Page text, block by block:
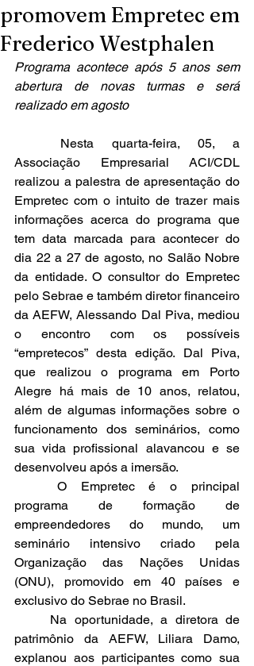
promovem Empretec em
Frederico Westphalen
Programa acontece após 5 anos sem
abertura de novas turmas e será
realizado em agosto
Associação Empresarial ACI/CDL
realizou a palestra de apresentação do
Empretec com o intuito de trazer mais
informações acerca do programa que
tem data marcada para acontecer do
dia 22 a 27 de agosto, no Salão Nobre
da entidade. O consultor do Empretec
pelo Sebrae e também diretor financeiro
da AEFW, Alessando Dal Piva, mediou
o encontro com os possíveis
“empretecos” desta edição. Dal Piva,
que realizou o programa em Porto
Alegre há mais de 10 anos, relatou,
além de algumas informações sobre o
funcionamento dos seminários, como
sua vida profissional alavancou e se
desenvolveu após a imersão.
programa de formação de
empreendedores do mundo, um
seminário intensivo criado pela
Organização das Nações Unidas
(ONU), promovido em 40 países e
exclusivo do Sebrae no Brasil.
patrimônio da AEFW, Liliara Damo,
explanou aos participantes como sua